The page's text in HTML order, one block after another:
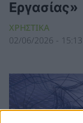
Εργασίας»
ΧΡΗΣΤΙΚΑ
02/06/2026 - 15:13